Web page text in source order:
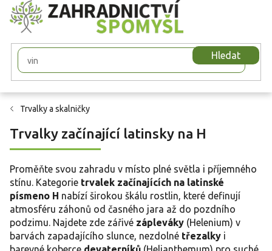
Přejít
na
obsah
Hledat
Trvalky a skalničky
Trvalky začínající latinsky na H
Proměňte svou zahradu v místo plné světla i příjemného
stínu. Kategorie trvalek začínajících na latinské
písmeno H nabízí širokou škálu rostlin, které definují
atmosféru záhonů od časného jara až do pozdního
podzimu. Najdete zde zářivé zápleváky (Helenium) v
barvách zapadajícího slunce, nezdolné třezalky i